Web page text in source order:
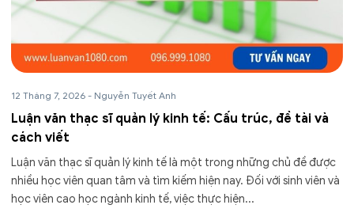
12 Tháng 7, 2026 - Nguyễn Tuyết Anh
Luận văn thạc sĩ quản lý kinh tế: Cấu trúc, đề tài và
cách viết
Luận văn thạc sĩ quản lý kinh tế là một trong những chủ đề được
nhiều học viên quan tâm và tìm kiếm hiện nay. Đối với sinh viên và
học viên cao học ngành kinh tế, việc thực hiện...